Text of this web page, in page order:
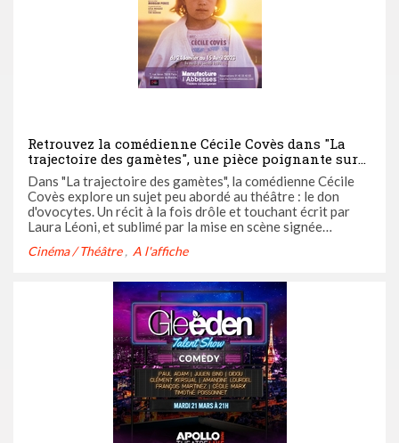
Retrouvez la comédienne Cécile Covès dans "La
trajectoire des gamètes", une pièce poignante sur
le don d'ovocytes à retrouver à la Manufacture des
Abbesses jusqu'au 15 avril
Dans "La trajectoire des gamètes", la comédienne Cécile
Covès explore un sujet peu abordé au théâtre : le don
d'ovocytes. Un récit à la fois drôle et touchant écrit par
Laura Léoni, et sublimé par la mise en scène signée
Cinéma / Théâtre A l'affiche